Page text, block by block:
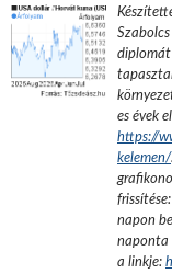
diplomát
es évek
https://
kelemen/
frissítése:
napon
naponta
a linkje: